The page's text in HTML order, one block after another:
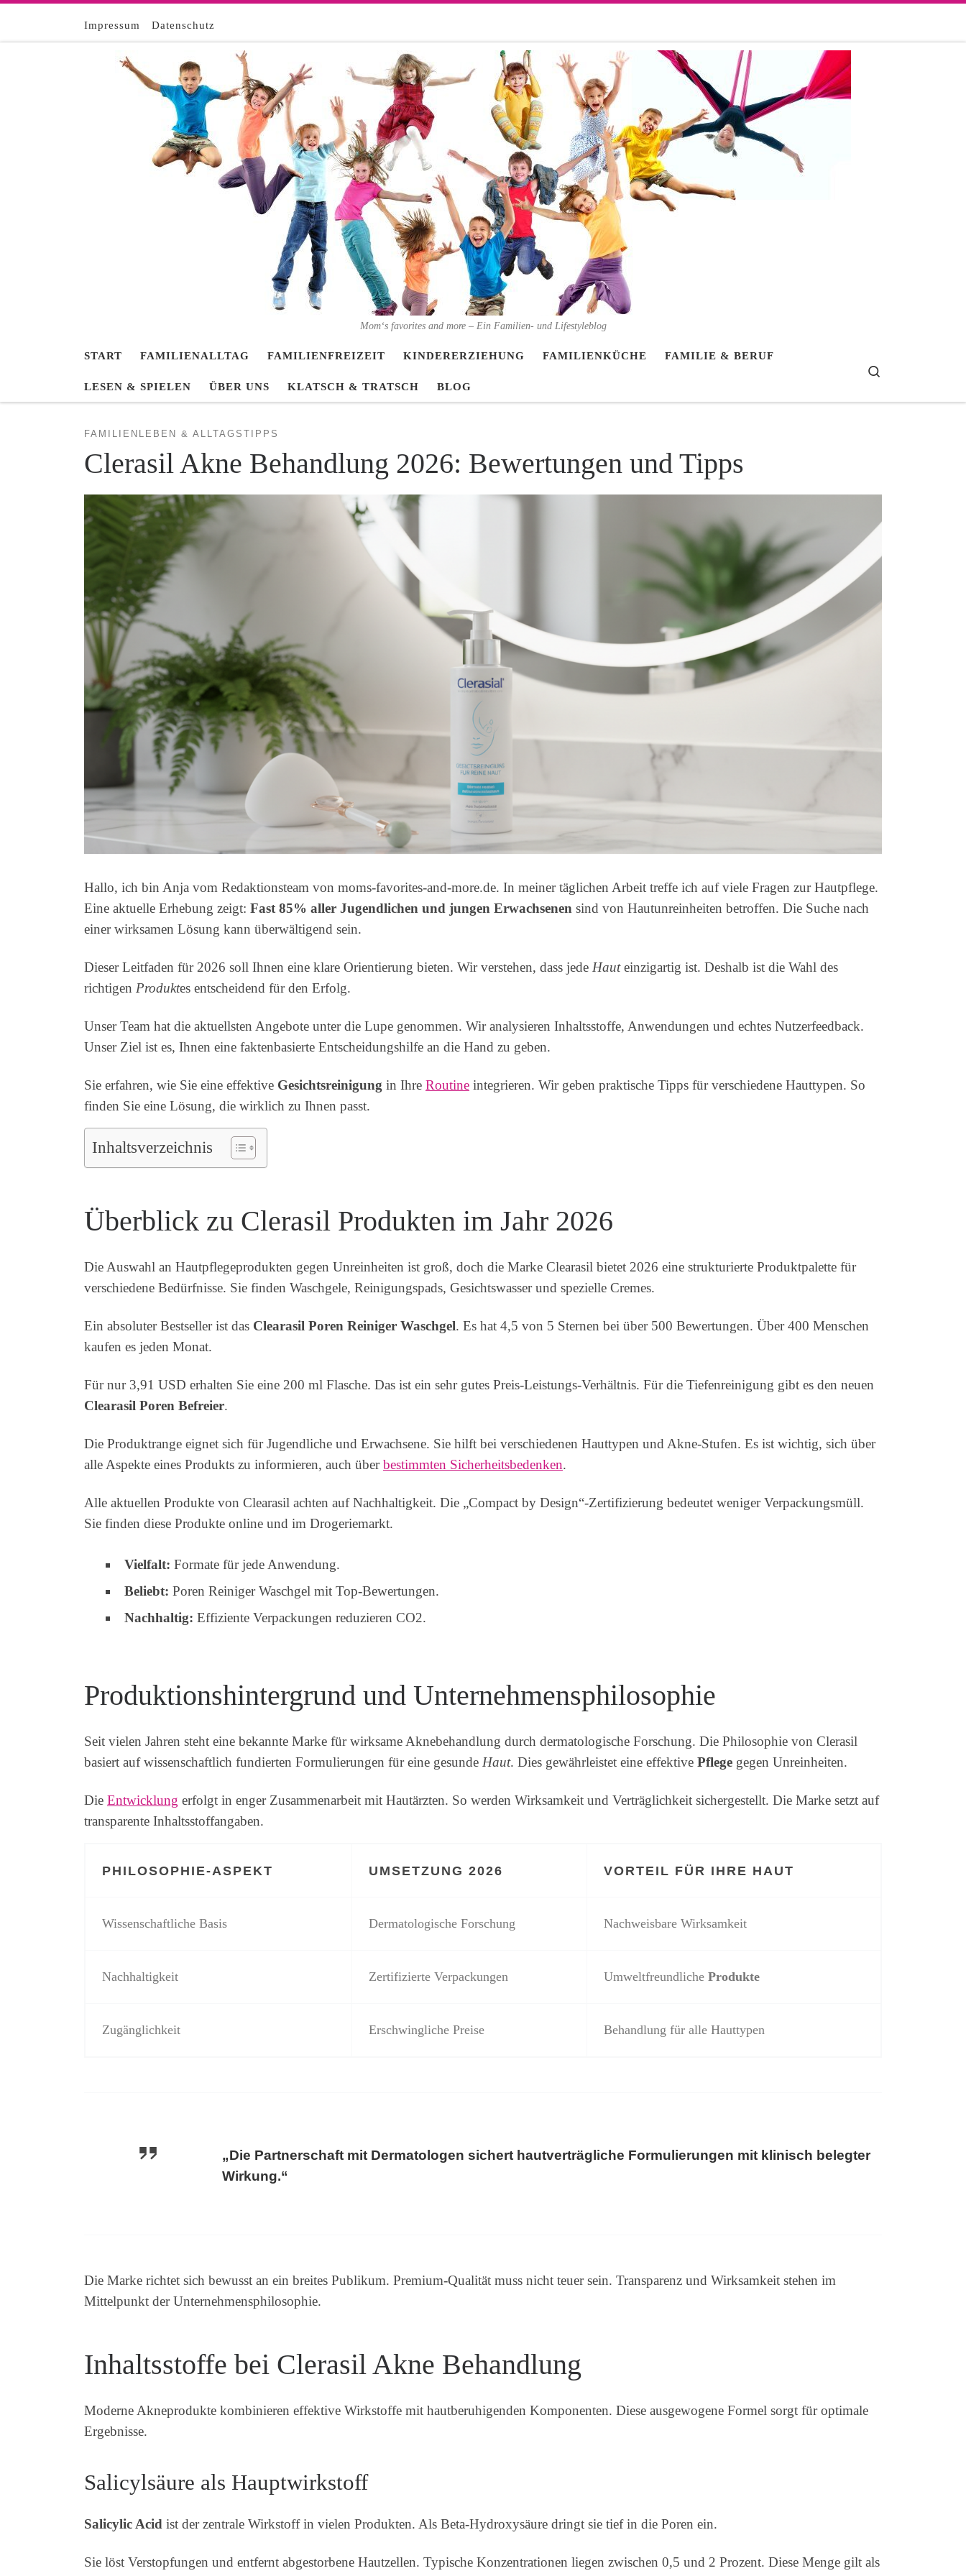
Zum Inhalt springen
Impressum Datenschutz
Mom‘s favorites and more – Ein Familien- und Lifestyleblog
START FAMILIENALLTAG FAMILIENFREIZEIT KINDERERZIEHUNG FAMILIENKÜCHE FAMILIE & BERUF
LESEN & SPIELEN ÜBER UNS KLATSCH & TRATSCH BLOG
FAMILIENLEBEN & ALLTAGSTIPPS
Clerasil Akne Behandlung 2026: Bewertungen und Tipps
Hallo, ich bin Anja vom Redaktionsteam von moms-favorites-and-more.de. In meiner täglichen Arbeit treffe ich auf viele Fragen zur Hautpflege.
Eine aktuelle Erhebung zeigt: Fast 85% aller Jugendlichen und jungen Erwachsenen sind von Hautunreinheiten betroffen. Die Suche nach
einer wirksamen Lösung kann überwältigend sein.
Dieser Leitfaden für 2026 soll Ihnen eine klare Orientierung bieten. Wir verstehen, dass jede Hauteinzigartig ist. Deshalb ist die Wahl des
richtigen Produktes entscheidend für den Erfolg.
Unser Team hat die aktuellsten Angebote unter die Lupe genommen. Wir analysieren Inhaltsstoffe, Anwendungen und echtes Nutzerfeedback.
Unser Ziel ist es, Ihnen eine faktenbasierte Entscheidungshilfe an die Hand zu geben.
Sie erfahren, wie Sie eine effektive Gesichtsreinigung in Ihre Routine integrieren. Wir geben praktische Tipps für verschiedene Hauttypen. So
finden Sie eine Lösung, die wirklich zu Ihnen passt.
Inhaltsverzeichnis
Überblick zu Clerasil Produkten im Jahr 2026
Die Auswahl an Hautpflegeprodukten gegen Unreinheiten ist groß, doch die Marke Clearasil bietet 2026 eine strukturierte Produktpalette für
verschiedene Bedürfnisse. Sie finden Waschgele, Reinigungspads, Gesichtswasser und spezielle Cremes.
Ein absoluter Bestseller ist das Clearasil Poren Reiniger Waschgel. Es hat 4,5 von 5 Sternen bei über 500 Bewertungen. Über 400 Menschen
kaufen es jeden Monat.
Für nur 3,91 USD erhalten Sie eine 200 ml Flasche. Das ist ein sehr gutes Preis-Leistungs-Verhältnis. Für die Tiefenreinigung gibt es den neuen
Clearasil Poren Befreier.
Die Produktrange eignet sich für Jugendliche und Erwachsene. Sie hilft bei verschiedenen Hauttypen und Akne-Stufen. Es ist wichtig, sich über
alle Aspekte eines Produkts zu informieren, auch überbestimmten Sicherheitsbedenken.
Alle aktuellen Produkte von Clearasil achten auf Nachhaltigkeit. Die „Compact by Design“-Zertifizierung bedeutet weniger Verpackungsmüll.
Sie finden diese Produkte online und im Drogeriemarkt.
Vielfalt: Formate für jede Anwendung.
Beliebt: Poren Reiniger Waschgel mit Top-Bewertungen.
Nachhaltig: Effiziente Verpackungen reduzieren CO2.
Produktionshintergrund und Unternehmensphilosophie
Seit vielen Jahren steht eine bekannte Marke für wirksame Aknebehandlung durch dermatologische Forschung. Die Philosophie von Clerasil
basiert auf wissenschaftlich fundierten Formulierungen für eine gesunde Haut. Dies gewährleistet eine effektive Pflege gegen Unreinheiten.
Die Entwicklung erfolgt in enger Zusammenarbeit mit Hautärzten. So werden Wirksamkeit und Verträglichkeit sichergestellt. Die Marke setzt auf
transparente Inhaltsstoffangaben.
PHILOSOPHIE-ASPEKT UMSETZUNG 2026 VORTEIL FÜR IHRE HAUT
Wissenschaftliche Basis Dermatologische Forschung Nachweisbare Wirksamkeit
Nachhaltigkeit Zertifizierte Verpackungen Umweltfreundliche Produkte
Zugänglichkeit Erschwingliche Preise Behandlung für alle Hauttypen
„Die Partnerschaft mit Dermatologen sichert hautverträgliche Formulierungen mit klinisch belegter
Wirkung.“
Die Marke richtet sich bewusst an ein breites Publikum. Premium-Qualität muss nicht teuer sein. Transparenz und Wirksamkeit stehen im
Mittelpunkt der Unternehmensphilosophie.
Inhaltsstoffe bei Clerasil Akne Behandlung
Moderne Akneprodukte kombinieren effektive Wirkstoffe mit hautberuhigenden Komponenten. Diese ausgewogene Formel sorgt für optimale
Ergebnisse.
Salicylsäure als Hauptwirkstoff
Salicylic Acid ist der zentrale Wirkstoff in vielen Produkten. Als Beta-Hydroxysäure dringt sie tief in die Poren ein.
Sie löst Verstopfungen und entfernt abgestorbene Hautzellen. Typische Konzentrationen liegen zwischen 0,5 und 2 Prozent. Diese Menge gilt als